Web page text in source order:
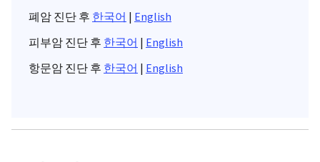
폐암 진단 후 한국어 | English
피부암 진단 후 한국어 | English
항문암 진단 후 한국어 | English